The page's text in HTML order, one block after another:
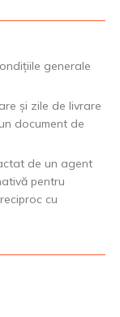
generale
și zile de livrare
document de
de un agent
pentru
cu